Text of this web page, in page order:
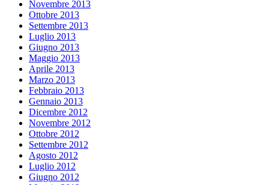
Novembre 2013
Ottobre 2013
Settembre 2013
Luglio 2013
Giugno 2013
Maggio 2013
Aprile 2013
Marzo 2013
Febbraio 2013
Gennaio 2013
Dicembre 2012
Novembre 2012
Ottobre 2012
Settembre 2012
Agosto 2012
Luglio 2012
Giugno 2012